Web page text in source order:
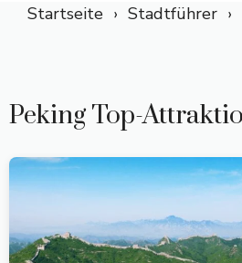
Startseite Stadtführer
Peking Top-